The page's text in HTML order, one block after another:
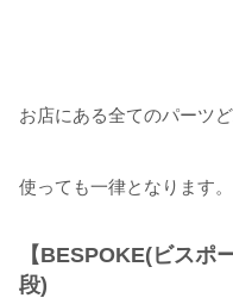
お店にある全てのパーツ
使っても一律となります。
【BESPOKE(ビスポ
段)